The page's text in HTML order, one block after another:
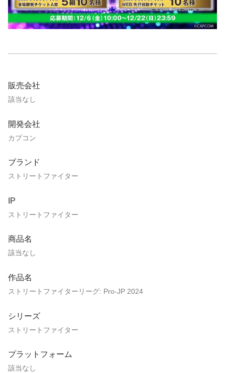
販売会社
該当なし
開発会社
カプコン
ブランド
ストリートファイター
IP
ストリートファイター
商品名
該当なし
作品名
ストリートファイターリーグ: Pro-JP 2024
シリーズ
ストリートファイター
プラットフォーム
該当なし